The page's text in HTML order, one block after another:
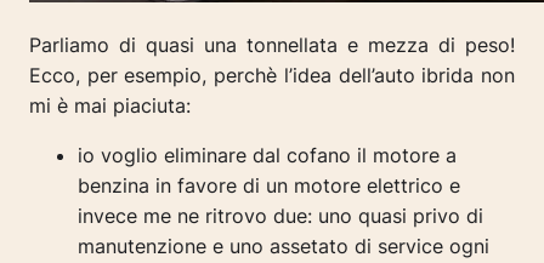
Parliamo di quasi una tonnellata e mezza di peso!
Ecco, per esempio, perchè l’idea dell’auto ibrida non
mi è mai piaciuta:
io voglio eliminare dal cofano il motore a
benzina in favore di un motore elettrico e
invece me ne ritrovo due: uno quasi privo di
manutenzione e uno assetato di service ogni